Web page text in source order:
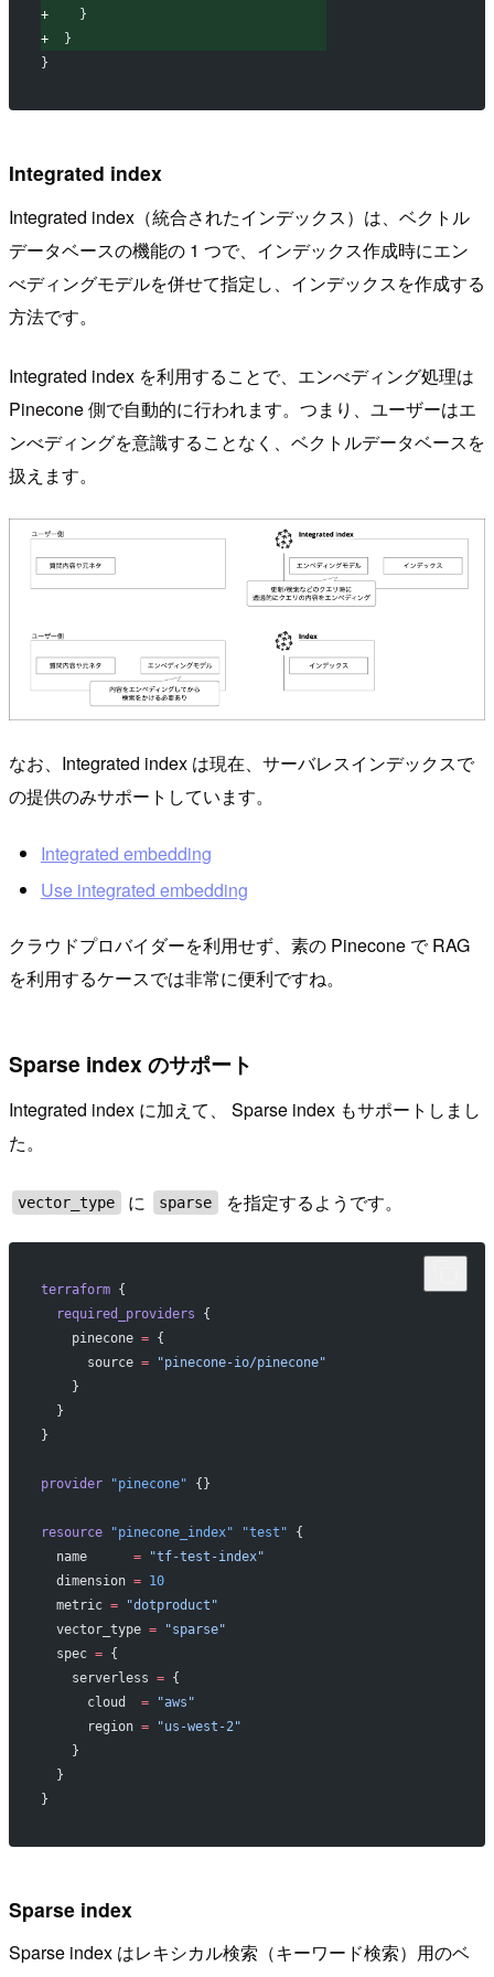
+
    }
+
  }
}
Integrated index
Integrated index（統合されたインデックス）は、ベクトル
データベースの機能の 1 つで、インデックス作成時にエン
べディングモデルを併せて指定し、インデックスを作成する
方法です。
Integrated index を利用することで、エンべディング処理は
Pinecone 側で自動的に行われます。つまり、ユーザーはエ
ンべディングを意識することなく、ベクトルデータベースを
扱えます。
なお、Integrated index は現在、サーバレスインデックスで
の提供のみサポートしています。
Integrated embedding
Use integrated embedding
クラウドプロバイダーを利用せず、素の Pinecone で RAG
を利用するケースでは非常に便利ですね。
Sparse index のサポート
Integrated index に加えて、 Sparse index もサポートしまし
た。
vector_type に sparse を指定するようです。
terraform {
  required_providers
{
    pinecone
= {
      source
= "pinecone-io/pinecone"
    }
  }
}
provider "pinecone" {}
resource "pinecone_index" "test" {
  name
      =
"tf-test-index"
  dimension
= 10
  metric
= "dotproduct"
  vector_type
= "sparse"
  spec
= {
    serverless
= {
      cloud
= "aws"
      region
= "us-west-2"
    }
  }
}
Sparse index
Sparse index はレキシカル検索（キーワード検索）用のベ